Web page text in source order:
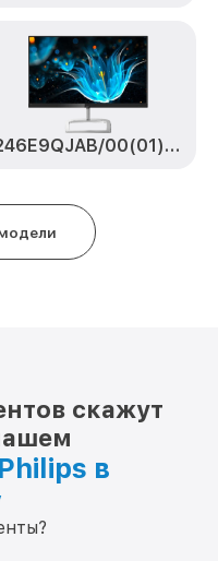
246E9QJAB/00(01) [246E9QJAB/00(01)]
скажут
Philips в